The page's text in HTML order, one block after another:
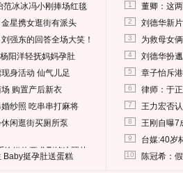
范冰冰冯小刚捧场红毯
星携女逛街有派头
强东的回答全场大笑！
阳洋轻抚妈妈孕肚
身活动 仙气儿足
购置产后新衣
纱照 吃串串打麻将
闲逛街买厕所泵
媒体要求删掉这照片
Baby挺孕肚送蛋糕
1 董卿：这
2 刘德华新
3 为救母女
4 刘德华扮
5 章子怡斥
6 律师：于
7 王力宏否
8 王刚自曝7
9 台媒:40岁
10 陈冠希：